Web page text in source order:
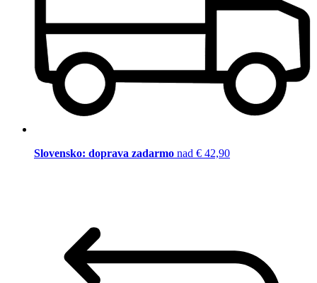
Slovensko: doprava zadarmo nad € 42,90